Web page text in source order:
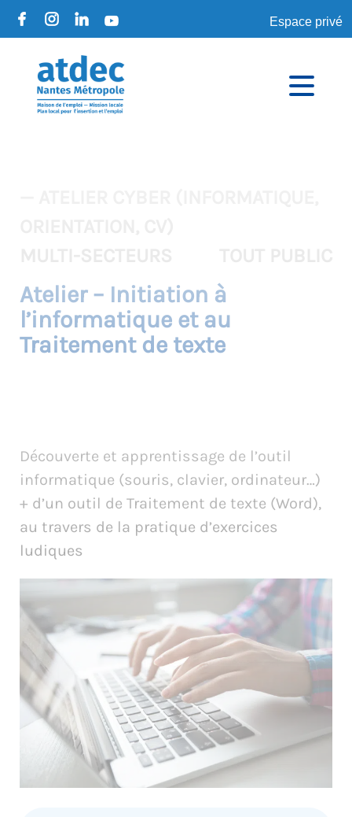
Espace privé
Atelier – Initiation à
l’informatique et au
Traitement de texte
Découverte et apprentissage de l’outil
informatique (souris, clavier, ordinateur…)
+ d’un outil de Traitement de texte (Word),
au travers de la pratique d’exercices
ludiques